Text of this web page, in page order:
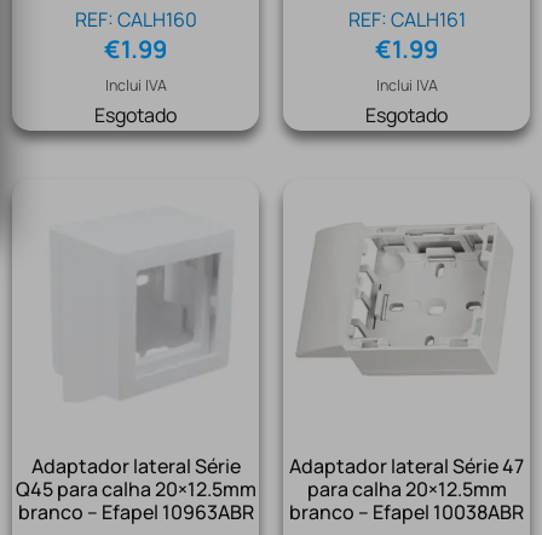
REF: CALH160
€1.99
Inclui IVA
Esgotado
REF: CALH161
€1.99
Inclui IVA
Esgotado
Adaptador lateral Série
Q45 para calha 20×12.5mm
branco – Efapel 10963ABR
Adaptador lateral Série 47
para calha 20×12.5mm
branco – Efapel 10038ABR